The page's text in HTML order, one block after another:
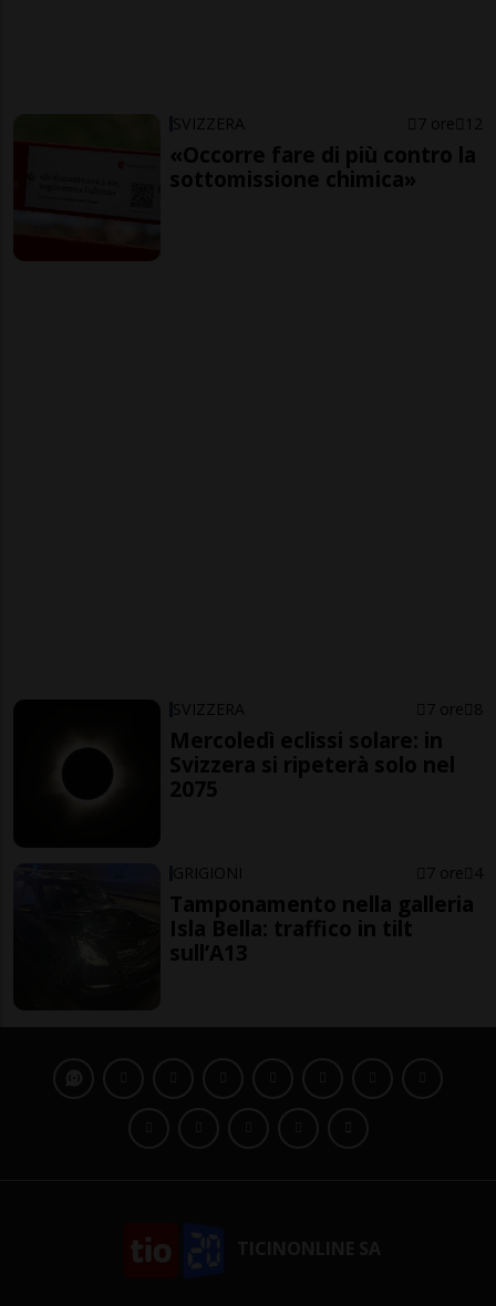
SVIZZERA 7 ore 12
«Occorre fare di più contro la
sottomissione chimica»
SVIZZERA 7 ore 8
Mercoledì eclissi solare: in
Svizzera si ripeterà solo nel
2075
GRIGIONI 7 ore 4
Tamponamento nella galleria
Isla Bella: traffico in tilt
sull’A13